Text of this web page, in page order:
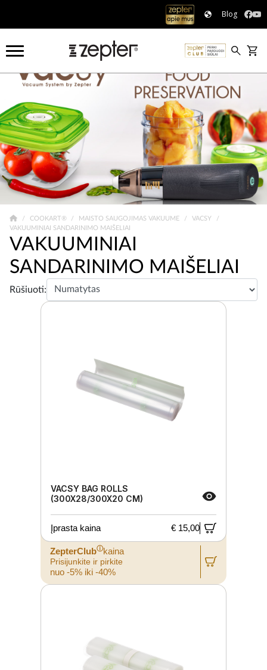
Blog
COOKART® MAISTO SAUGOJIMAS VAKUUME
VACSY
VAKUUMINIAI SANDARINIMO MAIŠELIAI
VAKUUMINIAI
SANDARINIMO MAIŠELIAI
Rūšiuoti:
VACSY BAG ROLLS
(300X28/300X20 CM)
Įprasta kaina € 15,00
ZepterClubⓘkaina
Prisijunkite ir pirkite
nuo -5% iki -40%